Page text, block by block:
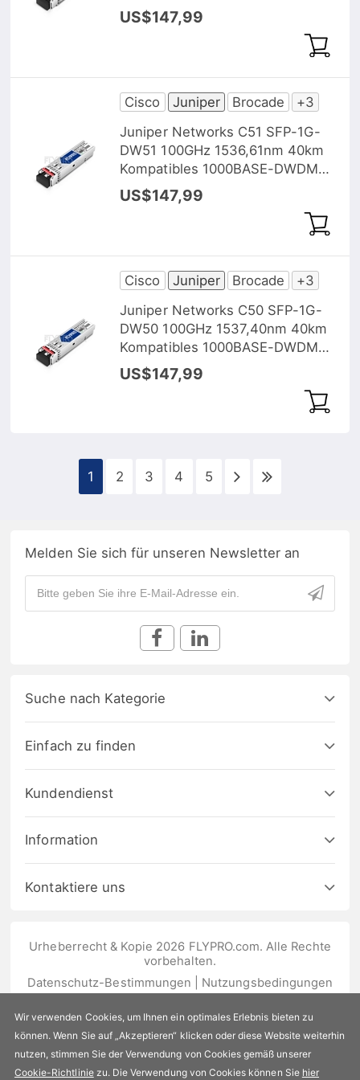
SFP Transceiver Modul, DOM
US$147,99
Cisco Juniper Brocade
+3
Juniper Networks C51 SFP-1G-
DW51 100GHz 1536,61nm 40km
Kompatibles 1000BASE-DWDM
SFP Transceiver Modul, DOM
US$147,99
Cisco Juniper Brocade
+3
Juniper Networks C50 SFP-1G-
DW50 100GHz 1537,40nm 40km
Kompatibles 1000BASE-DWDM
SFP Transceiver Modul, DOM
US$147,99
1 2 3 4 5
Melden Sie sich für unseren Newsletter an
Suche nach Kategorie
Einfach zu finden
Kundendienst
Information
Kontaktiere uns
Urheberrecht & Kopie 2026 FLYPRO.com. Alle Rechte
vorbehalten.
Datenschutz-Bestimmungen
Nutzungsbedingungen
Wir verwenden Cookies, um Ihnen ein optimales Erlebnis bieten zu
können. Wenn Sie auf „Akzeptieren“ klicken oder diese Website weiterhin
nutzen, stimmen Sie der Verwendung von Cookies gemäß unserer
Cookie-Richtliniezu. Die Verwendung von Cookies können Sie hier